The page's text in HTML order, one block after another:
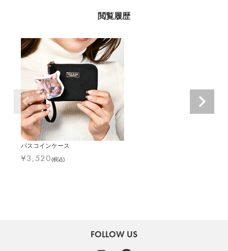
パスコインケース
¥3,520(税込)
FOLLOW US